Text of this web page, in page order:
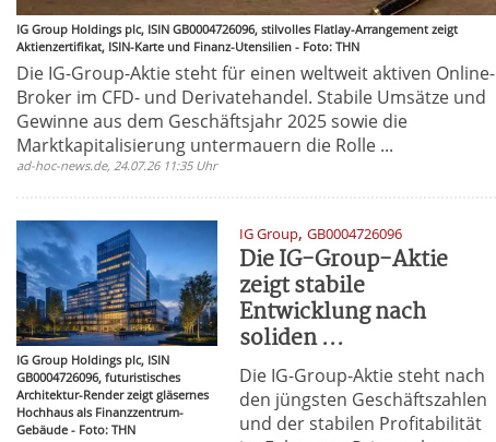
IG Group Holdings plc, ISIN GB0004726096, stilvolles Flatlay-Arrangement zeigt
Aktienzertifikat, ISIN-Karte und Finanz-Utensilien - Foto: THN
Die IG-Group-Aktie steht für einen weltweit aktiven Online-
Broker im CFD- und Derivatehandel. Stabile Umsätze und
Gewinne aus dem Geschäftsjahr 2025 sowie die
Marktkapitalisierung untermauern die Rolle ...
ad-hoc-news.de, 24.07.26 11:35 Uhr
IG Group Holdings plc, ISIN
GB0004726096, futuristisches
Architektur-Render zeigt gläsernes
Hochhaus als Finanzzentrum-
Gebäude - Foto: THN
IG Group,GB0004726096
Die IG-Group-Aktie
zeigt stabile
Entwicklung nach
soliden ...
Die IG-Group-Aktie steht nach
den jüngsten Geschäftszahlen
und der stabilen Profitabilität